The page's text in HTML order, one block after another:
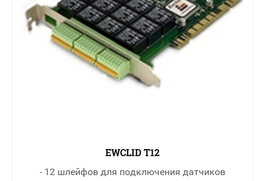
EWCLID T12
- 12 шлейфов для подключения датчиков